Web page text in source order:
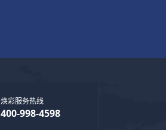
焕彩服务热线
400-998-4598